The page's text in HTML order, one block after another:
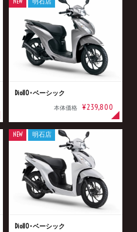
Dio110･ベーシック
本体価格 ¥239,800
Dio110･ベーシック
NEW 明石店